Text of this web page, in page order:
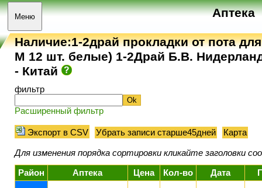
Меню Аптека
Наличие:1-2драй прокладки от пота
M 12 шт. белые) 1-2Драй Б.В.
- Китай
фильтр
Расширенный фильтр
Экспорт в CSV Убрать записи старше45дней Карта
Для изменения порядка сортировки кликайте заголовки
Район Аптека Цена Кол-во Дата